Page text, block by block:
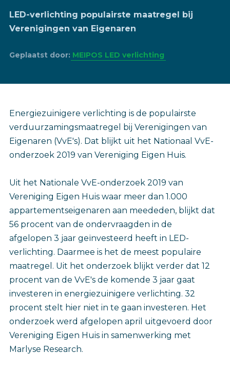
LED-verlichting populairste maatregel bij
Verenigingen van Eigenaren
Geplaatst door: MEIPOS LED verlichting
Energiezuinigere verlichting is de populairste
verduurzamingsmaatregel bij Verenigingen van
Eigenaren (VvE's). Dat blijkt uit het Nationaal VvE-
onderzoek 2019 van Vereniging Eigen Huis.
Uit het Nationale VvE-onderzoek 2019 van
Vereniging Eigen Huis waar meer dan 1.000
appartementseigenaren aan meededen, blijkt dat
56 procent van de ondervraagden in de
afgelopen 3 jaar geïnvesteerd heeft in LED-
verlichting. Daarmee is het de meest populaire
maatregel. Uit het onderzoek blijkt verder dat 12
procent van de VvE's de komende 3 jaar gaat
investeren in energiezuinigere verlichting. 32
procent stelt hier niet in te gaan investeren. Het
onderzoek werd afgelopen april uitgevoerd door
Vereniging Eigen Huis in samenwerking met
Marlyse Research.